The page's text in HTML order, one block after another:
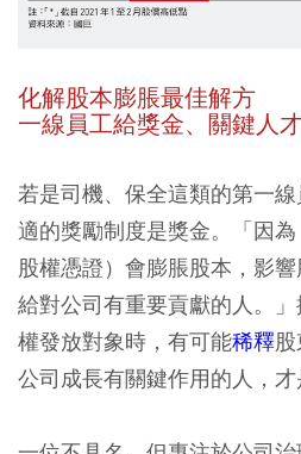
化解股本膨脹最佳解方
一線員工給獎金、關鍵人
若是司機、保全這類的第一
適的獎勵制度是獎金。「因
股權憑證）會膨脹股本，影
給對公司有重要貢獻的人。
權發放對象時，有可能稀釋
公司成長有關鍵作用的人，才